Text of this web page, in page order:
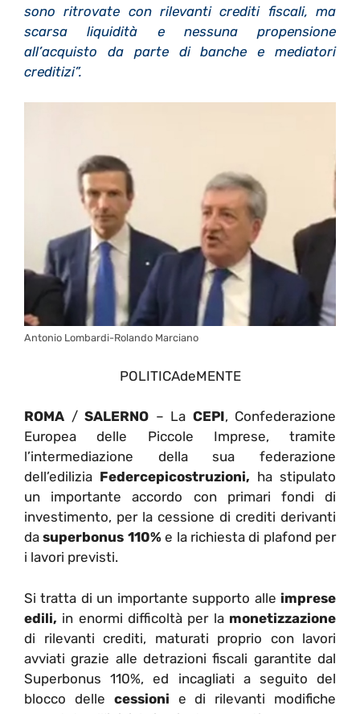
sono ritrovate con rilevanti crediti fiscali, ma
scarsa liquidità e nessuna propensione
all’acquisto da parte di banche e mediatori
creditizi”.
Antonio Lombardi-Rolando Marciano
POLITICAdeMENTE
ROMA / SALERNO – La CEPI, Confederazione
Europea delle Piccole Imprese, tramite
l’intermediazione della sua federazione
dell’edilizia Federcepicostruzioni, ha stipulato
un importante accordo con primari fondi di
investimento, per la cessione di crediti derivanti
dasuperbonus 110% e la richiesta di plafond per
i lavori previsti.
Si tratta di un importante supporto alle imprese
edili, in enormi difficoltà per la monetizzazione
di rilevanti crediti, maturati proprio con lavori
avviati grazie alle detrazioni fiscali garantite dal
Superbonus 110%, ed incagliati a seguito del
blocco delle cessioni e di rilevanti modifiche